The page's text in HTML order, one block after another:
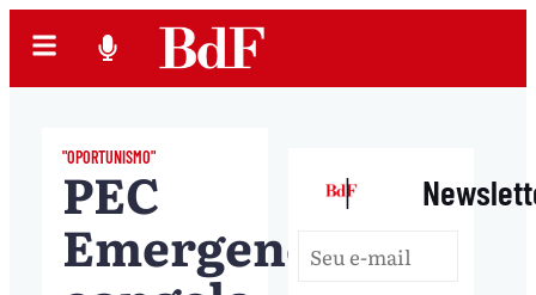
"OPORTUNISMO"
PEC
Emergencial
|